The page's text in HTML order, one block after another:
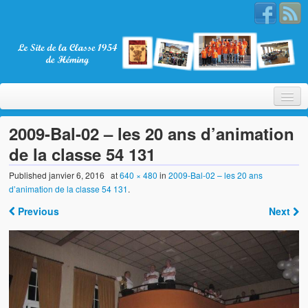
Bienvenue
Les membres
Nos partenaires
2009-Bal-02 – les 20 ans d’animation
de la classe 54 131
Publishedjanvier 6, 2016 at640 × 480 in2009-Bal-02 – les 20 ans
d’animation de la classe 54 131.
Previous Next